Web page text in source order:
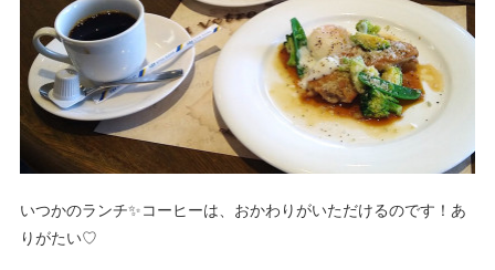
いつかのランチ✨コーヒーは、おかわりがいただけるのです！あ
りがたい♡